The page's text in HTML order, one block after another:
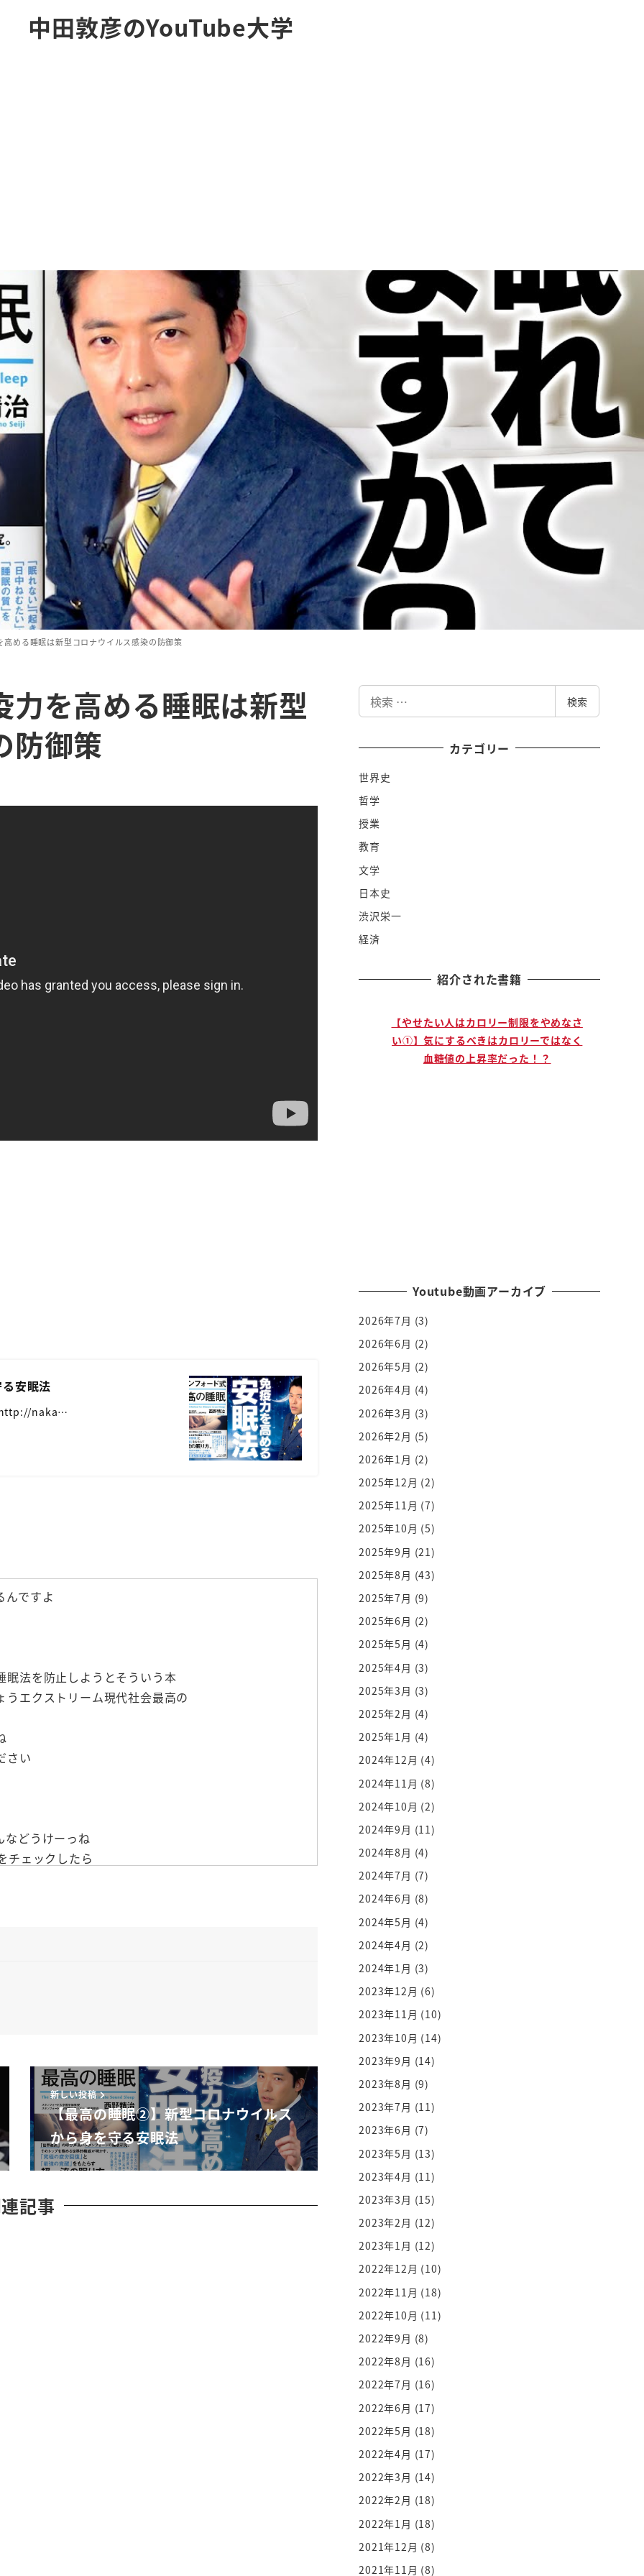
中田敦彦のYouTube大学
高める睡眠は新型コロナウイルス感染の防御策
力を高める睡眠は新型
防御策
安眠法
http://naka…
んですよ
眠法を防止しようとそういう本
エクストリーム現代社会最高の
さい
などうけーっね
チェックしたら
す
人類脅かしているそんな中でです
くは発症したけど
してしまう人がいるのは何故かそこ
ある人とか
に対する盾を持っているんですよ
のはできればでめりたいなーとか
てがなかった
新しい投稿
【最高の睡眠②】新型コロナウイルス
から身を守る安眠法
記事
索
検索
カテゴリー
世界史
哲学
授業
教育
文学
日本史
渋沢栄一
経済
紹介された書籍
【やせたい人はカロリー制限をやめなさ
い①】気にするべきはカロリーではなく
血糖値の上昇率だった！？
Youtube動画アーカイブ
2026年7月 (3)
2026年6月 (2)
2026年5月 (2)
2026年4月 (4)
2026年3月 (3)
2026年2月 (5)
2026年1月 (2)
2025年12月 (2)
2025年11月 (7)
2025年10月 (5)
2025年9月 (21)
2025年8月 (43)
2025年7月 (9)
2025年6月 (2)
2025年5月 (4)
2025年4月 (3)
2025年3月 (3)
2025年2月 (4)
2025年1月 (4)
2024年12月 (4)
2024年11月 (8)
2024年10月 (2)
2024年9月 (11)
2024年8月 (4)
2024年7月 (7)
2024年6月 (8)
2024年5月 (4)
2024年4月 (2)
2024年1月 (3)
2023年12月 (6)
2023年11月 (10)
2023年10月 (14)
2023年9月 (14)
2023年8月 (9)
2023年7月 (11)
2023年6月 (7)
2023年5月 (13)
2023年4月 (11)
2023年3月 (15)
2023年2月 (12)
2023年1月 (12)
2022年12月 (10)
2022年11月 (18)
2022年10月 (11)
2022年9月 (8)
2022年8月 (16)
2022年7月 (16)
2022年6月 (17)
2022年5月 (18)
2022年4月 (17)
2022年3月 (14)
2022年2月 (18)
2022年1月 (18)
2021年12月 (8)
2021年11月 (8)